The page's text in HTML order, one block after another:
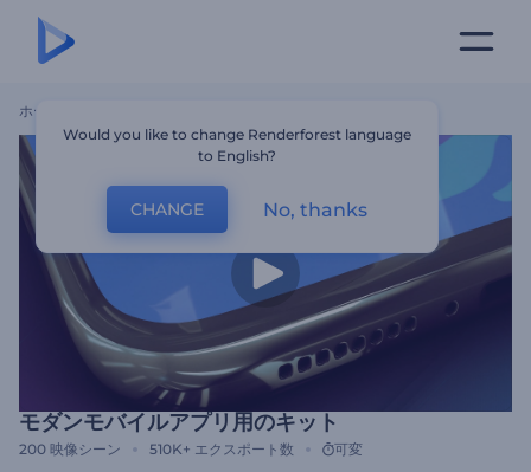
ホーム
モダンモバイルアプリ用のキット
200 映像シーン 510K+ エクスポート数 可変
Would you like to change Renderforest language
to English?
CHANGE No, thanks